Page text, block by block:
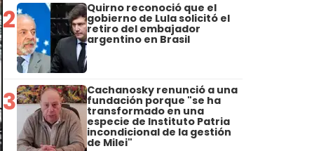
2 Quirno reconoció que el
gobierno de Lula solicitó el
retiro del embajador
argentino en Brasil
3 Cachanosky renunció a una
fundación porque "se ha
transformado en una
especie de Instituto Patria
incondicional de la gestión
de Milei"